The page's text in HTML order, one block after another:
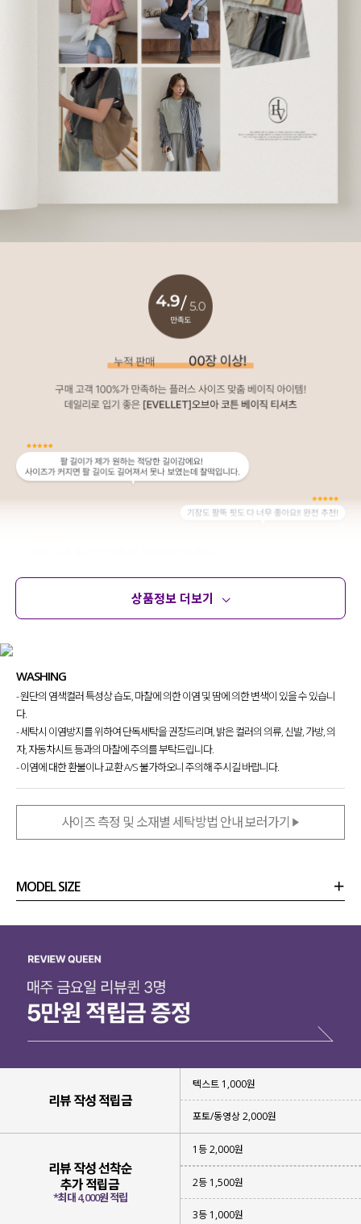
상품정보 더보기
WASHING
- 원단의 염색컬러 특성상 습도, 마찰에 의한 이염 및 땀에 의한 변색이 있을 수 있습니
다.
- 세탁시 이염방지를 위하여 단독세탁을 권장드리며, 밝은 컬러의 의류, 신발, 가방, 의
자, 자동차시트 등과의 마찰에 주의를 부탁드립니다.
- 이염에 대한 환불이나 교환 A/S 불가하오니 주의해 주시길 바랍니다.
사이즈 측정 및 소재별 세탁방법 안내 보러가기
MODEL SIZE
리뷰 작성 적립금
텍스트 1,000원
포토/동영상 2,000원
리뷰 작성 선착순
추가 적립금
*최대 4,000원 적립
1등 2,000원
2등 1,500원
3등 1,000원